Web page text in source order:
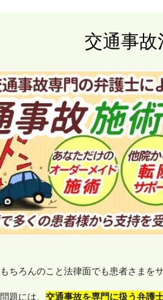
交通事故
ちろんのこと法律面でも患者さまを
題には、交通事故を専門に扱う弁護